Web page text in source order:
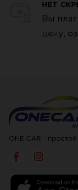
НЕТ
Вы
цену,
ONE CAR -